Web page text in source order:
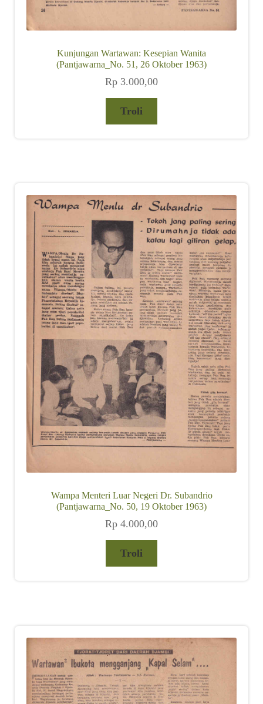
Kunjungan Wartawan: Kesepian Wanita
(Pantjawarna_No. 51, 26 Oktober 1963)
Rp 3.000,00
Troli
Wampa Menteri Luar Negeri Dr. Subandrio
(Pantjawarna_No. 50, 19 Oktober 1963)
Rp 4.000,00
Troli